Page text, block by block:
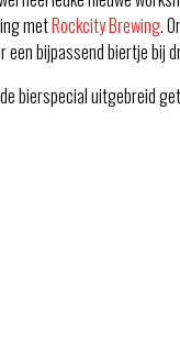
metRockcity Brewing.
een bijpassend biertje bij
bierspecial uitgebreid